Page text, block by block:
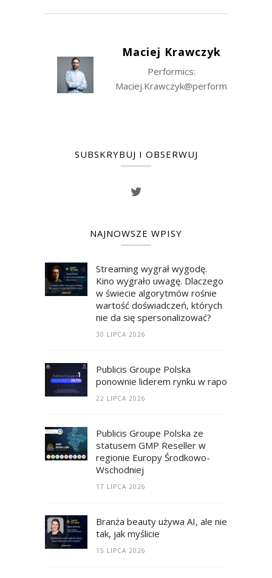
Maciej Krawczyk
Performics:
Maciej.Krawczyk@performics.com
SUBSKRYBUJ I OBSERWUJ
NAJNOWSZE WPISY
Streaming wygrał wygodę.
Kino wygrało uwagę. Dlaczego
w świecie algorytmów rośnie
wartość doświadczeń, których
nie da się spersonalizować?
30 LIPCA 2026
Publicis Groupe Polska
ponownie liderem rynku w raporcie
22 LIPCA 2026
Publicis Groupe Polska ze
statusem GMP Reseller w
regionie Europy Środkowo-
Wschodniej
17 LIPCA 2026
Branża beauty używa AI, ale nie
tak, jak myślicie
15 LIPCA 2026